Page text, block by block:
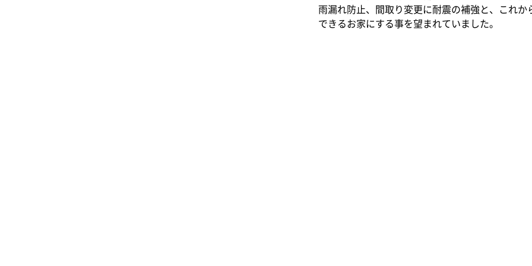
雨漏れ防止、間取り変更に耐震の補強と、これか
できるお家にする事を望まれていました。